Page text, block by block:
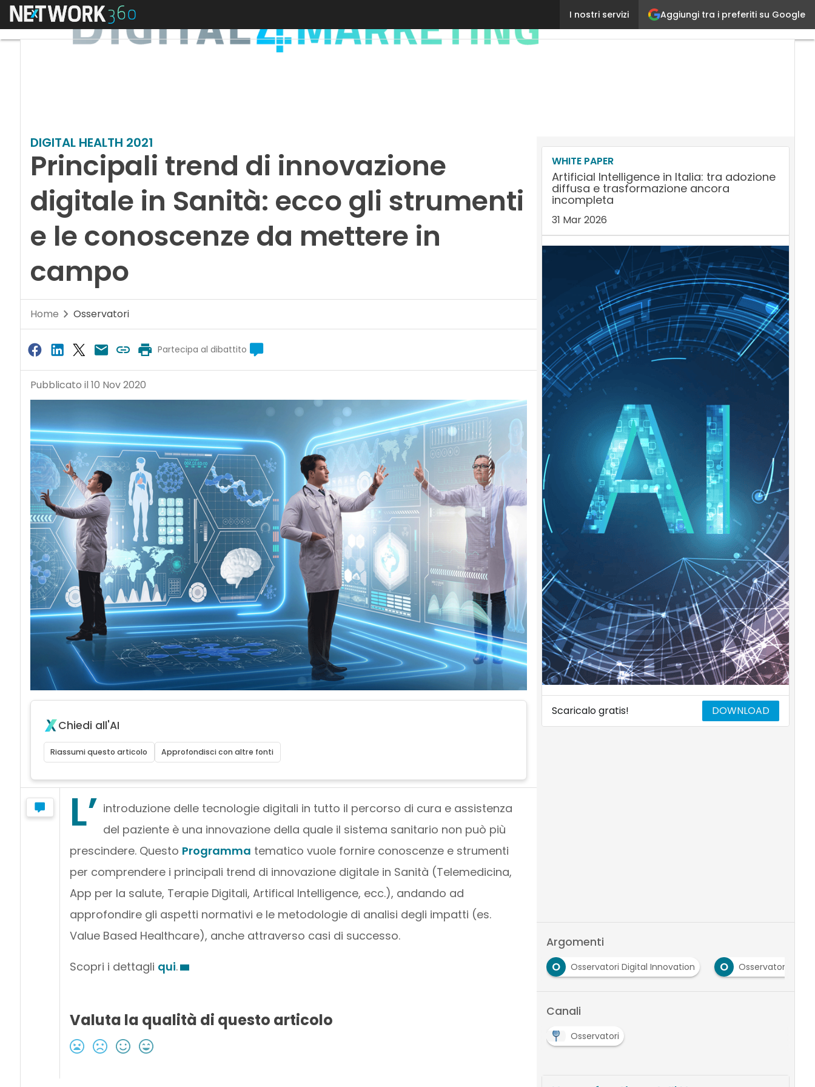
Aggiungi tra i preferiti su Google
I nostri servizi
Menu Principali trend di innovazione digitale in Sanità:
DIGITAL HEALTH 2021
Principali trend di innovazione
digitale in Sanità: ecco gli strumenti
e le conoscenze da mettere in
campo
Home Osservatori
Partecipa al dibattito
Pubblicato il 10 Nov 2020
Chiedi all'AI
Riassumi questo articolo Approfondisci con altre fonti
L’ introduzione delle tecnologie digitali in tutto il percorso di cura e assistenza
del paziente è una innovazione della quale il sistema sanitario non può più
prescindere. Questo Programma tematico vuole fornire conoscenze e strumenti
per comprendere i principali trend di innovazione digitale in Sanità (Telemedicina,
App per la salute, Terapie Digitali, Artifical Intelligence, ecc.), andando ad
approfondire gli aspetti normativi e le metodologie di analisi degli impatti (es.
Value Based Healthcare), anche attraverso casi di successo.
Scopri i dettagli qui.
Valuta la qualità di questo articolo
WHITE PAPER
Artificial Intelligence in Italia: tra adozione
diffusa e trasformazione ancora
incompleta
31 Mar 2026
Scaricalo gratis! DOWNLOAD
Argomenti
O Osservatori Digital Innovation O Osservatorio
Canali
Osservatori